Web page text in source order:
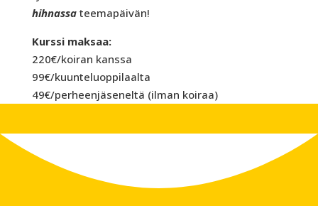
hihnassateemapäivän!
Kurssi maksaa:
220€/koiran kanssa
99€/kuunteluoppilaalta
49€/perheenjäseneltä (ilman koiraa)